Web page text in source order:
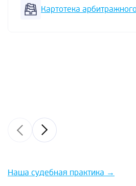
Картотека
Наша судебная практика →